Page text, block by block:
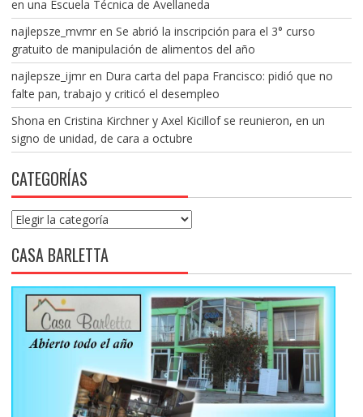
en una Escuela Técnica de Avellaneda
najlepsze_mvmren Se abrió la inscripción para el 3° curso
gratuito de manipulación de alimentos del año
najlepsze_ijmren Dura carta del papa Francisco: pidió que no
falte pan, trabajo y criticó el desempleo
Shona en Cristina Kirchner y Axel Kicillof se reunieron, en un
signo de unidad, de cara a octubre
CATEGORÍAS
Categorías
CASA BARLETTA